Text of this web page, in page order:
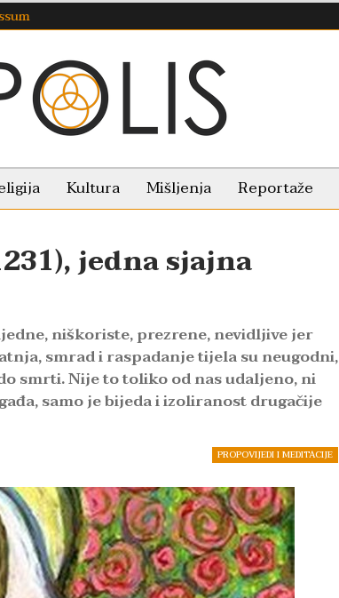
Kultura Mišljenja Reportaže
jedna sjajna
niškoriste, prezrene, nevidljive jer
smrad i raspadanje tijela su neugodni,
smrti. Nije to toliko od nas udaljeno, ni
samo je bijeda i izoliranost drugačije
PROPOVIJEDI I MEDITACIJE